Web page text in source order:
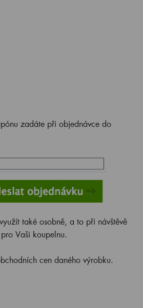
zadáte při objednávce do
také osobně, a to při návštěvě
Vaši koupelnu.
cen daného výrobku.